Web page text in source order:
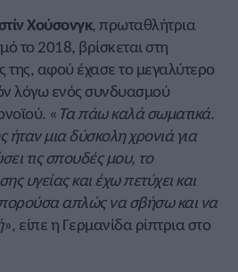
Χούσονγκ, πρωταθλήτρια
το 2018, βρίσκεται στη
της, αφού έχασε το μεγαλύτερο
λόγω ενός συνδυασμού
« Τα πάω καλά σωματικά.
μια δύσκολη χρονιά για
τις σπουδές μου, το
υγείας και έχω πετύχει και
απλώς να σβήσω και να
», είπε η Γερμανίδα ρίπτρια στο